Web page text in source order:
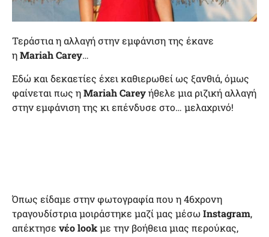
Τεράστια η αλλαγή στην εμφάνιση της έκανε
ηMariah Carey…
Εδώ και δεκαετίες έχει καθιερωθεί ως ξανθιά, όμως
φαίνεται πως ηMariah Careyήθελε μια ριζική αλλαγή
στην εμφάνιση της κι επένδυσε στο… μελαχρινό!
Όπως είδαμε στην φωτογραφία που η 46χρονη
τραγουδίστρια μοιράστηκε μαζί μας μέσωInstagram,
απέκτησε νέο lookμε την βοήθεια μιας περούκας,